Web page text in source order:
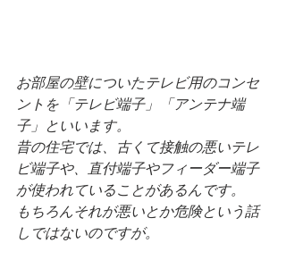
お部屋の壁についたテレビ用のコンセ
ントを「テレビ端子」「アンテナ端
子」といいます。
昔の住宅では、古くて接触の悪いテレ
ビ端子や、直付端子やフィーダー端子
が使われていることがあるんです。
もちろんそれが悪いとか危険という話
しではないのですが。